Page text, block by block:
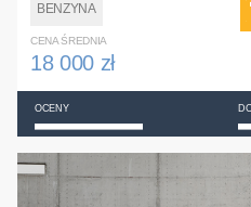
BENZYNA
CENA ŚREDNIA
18 000 zł
OCENY